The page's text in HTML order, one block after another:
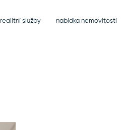
realitní služby nabídka nemovitostí